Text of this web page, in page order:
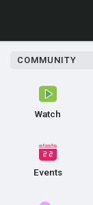
COMMUNITY
Watch
Events